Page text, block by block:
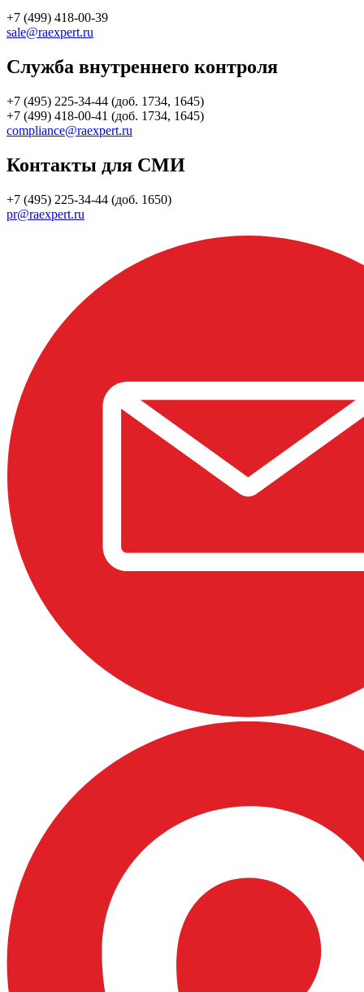
+7 (499) 418-00-39
sale@raexpert.ru
Служба внутреннего контроля
+7 (495) 225-34-44 (доб. 1734, 1645)
+7 (499) 418-00-41 (доб. 1734, 1645)
compliance@raexpert.ru
Контакты для СМИ
+7 (495) 225-34-44 (доб. 1650)
pr@raexpert.ru